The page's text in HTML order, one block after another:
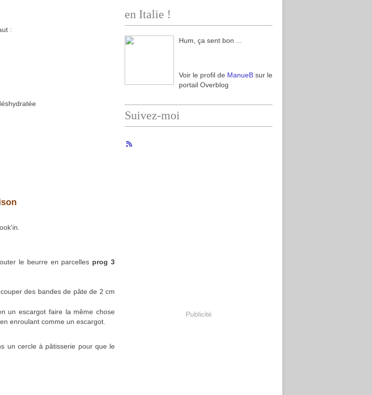
:
le beurre en parcelles prog 3
des bandes de pâte de 2 cm
un escargot faire la même chose
enroulant comme un escargot.
un cercle à pâtisserie pour que le
en Italie !
Hum, ça sent bon ...
Voir le profil de ManueB sur le
portail Overblog
Suivez-moi
Publicité